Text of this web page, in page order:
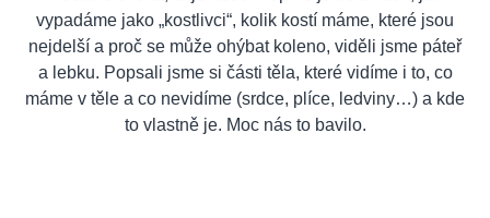
vypadáme jako „kostlivci“, kolik kostí máme, které jsou
nejdelší a proč se může ohýbat koleno, viděli jsme páteř
a lebku. Popsali jsme si části těla, které vidíme i to, co
máme v těle a co nevidíme (srdce, plíce, ledviny…) a kde
to vlastně je. Moc nás to bavilo.